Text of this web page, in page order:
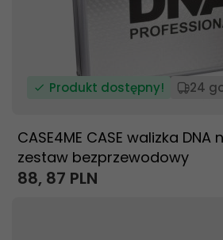
Produkt dostępny! 24
CASE4ME CASE walizka DNA
zestaw bezprzewodowy
88, 87 PLN